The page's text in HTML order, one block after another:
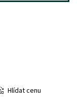
Hlídat cenu